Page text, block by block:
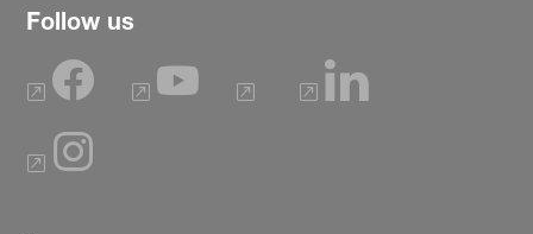
Follow us